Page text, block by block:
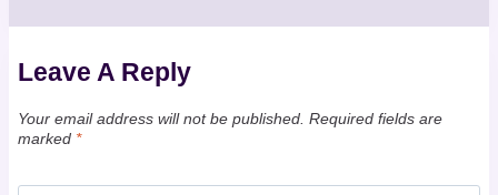
Leave A Reply
Your email address will not be published. Required fields are
marked *